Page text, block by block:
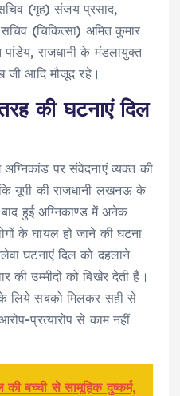
(गृह) संजय प्रसाद,
(चिकित्सा) अमित कुमार
पांडेय, राजधानी के मंडलायुक्त
जी आदि मौजूद रहे।
की घटनाएं दिल
अग्निकांड पर संवेदनाएं व्यक्त की
यूपी की राजधानी लखनऊ के
हुई अग्निकाण्ड में अनेक
के घायल हो जाने की घटना
घटनाएं दिल को दहलाने
की उम्मीदों को बिखेर देती हैं।
लिये सबको मिलकर सही से
प्रत्यारोप से काम नहीं
की बच्ची से सामूहिक दुष्कर्म,